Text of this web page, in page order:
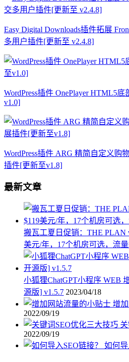
Easy Digital Downloads插件拓展
多用户插件[更新至 v2.4.8]
WordPress插件 OnePlayer HTML5
v1.0]
WordPress插件 ARG 精简自定义购
插件[更新至v1.8]
最新文章
搬瓦工夏日促销：THE PLAN
美元/年，17个机房可选，流
小狐狸ChatGPT小程序 WEB
源版] v1.5.7 2023/04/18
增
2022/09/19
2022/09/19
如何导